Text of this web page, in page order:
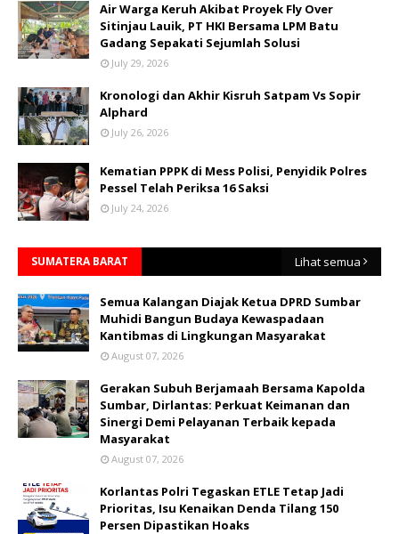
Air Warga Keruh Akibat Proyek Fly Over
Sitinjau Lauik, PT HKI Bersama LPM Batu
Gadang Sepakati Sejumlah Solusi
July 29, 2026
Kronologi dan Akhir Kisruh Satpam Vs Sopir
Alphard
July 26, 2026
Kematian PPPK di Mess Polisi, Penyidik Polres
Pessel Telah Periksa 16 Saksi
July 24, 2026
SUMATERA BARAT Lihat semua
Semua Kalangan Diajak Ketua DPRD Sumbar
Muhidi Bangun Budaya Kewaspadaan
Kantibmas di Lingkungan Masyarakat
August 07, 2026
Gerakan Subuh Berjamaah Bersama Kapolda
Sumbar, Dirlantas: Perkuat Keimanan dan
Sinergi Demi Pelayanan Terbaik kepada
Masyarakat
August 07, 2026
Korlantas Polri Tegaskan ETLE Tetap Jadi
Prioritas, Isu Kenaikan Denda Tilang 150
Persen Dipastikan Hoaks